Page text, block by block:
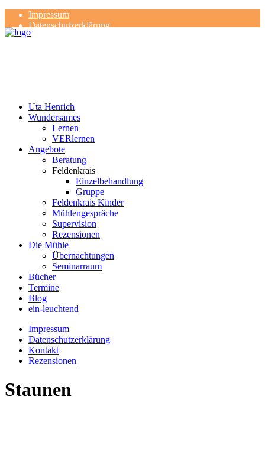
Impressum
Datenschutzerklärung
Kontakt
Uta Henrich
Wundersames
Lernen
VERlernen
Angebote
Beratung
Feldenkrais
Einzelbehandlung
Gruppe
Feldenkrais Kinder
Mühlengespräche
Supervision
Rezensionen
Die Mühle
Übernachtungen
Seminarraum
Bücher
Termine
Blog
ein-leuchtend
Impressum
Datenschutzerklärung
Kontakt
Rezensionen
Staunen